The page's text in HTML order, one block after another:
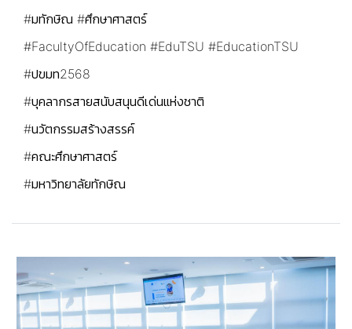
#มทักษิณ #ศึกษาศาสตร์
#FacultyOfEducation #EduTSU #EducationTSU
#ปขมท2568
#บุคลากรสายสนับสนุนดีเด่นแห่งชาติ
#นวัตกรรมสร้างสรรค์
#คณะศึกษาศาสตร์
#มหาวิทยาลัยทักษิณ